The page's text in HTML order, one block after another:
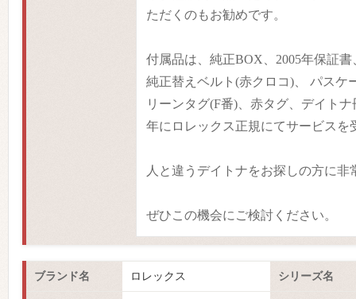
ただくのもお勧めです。
付属品は、純正BOX、2005年保証
純正替えベルト(赤クロコ)、 パスケ
リーンタグ(F番)、赤タグ、デイト
年にロレックス正規にてサービスを
人と違うデイトナをお探しの方に
ぜひこの機会にご検討ください。
ブランド名 ロレックス シリーズ名